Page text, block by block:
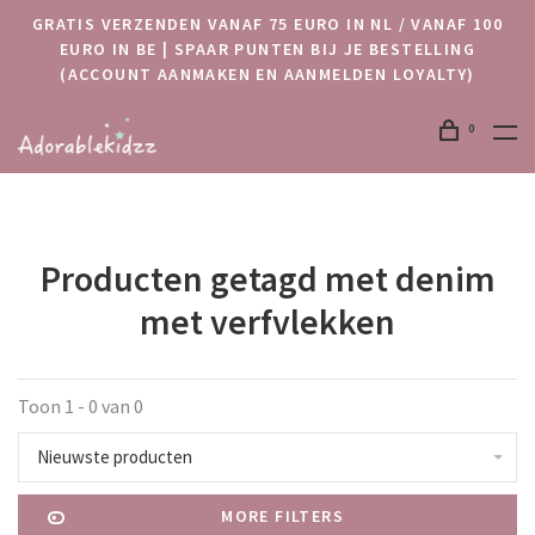
GRATIS VERZENDEN VANAF 75 EURO IN NL / VANAF 100
EURO IN BE | SPAAR PUNTEN BIJ JE BESTELLING
(ACCOUNT AANMAKEN EN AANMELDEN LOYALTY)
0
Producten getagd met denim
met verfvlekken
Toon 1 - 0 van 0
Nieuwste producten
MORE FILTERS